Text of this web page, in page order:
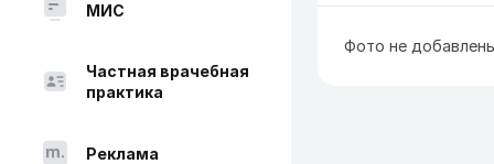
МИС
Частная врачебная
практика
Реклама
Фото не